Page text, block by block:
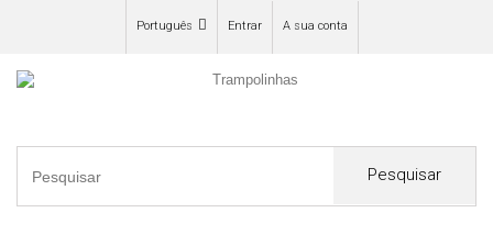
Português Entrar A sua conta
Pesquisar